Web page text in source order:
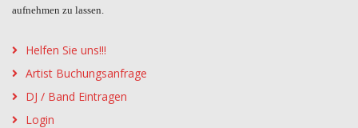
aufnehmen zu lassen.
Helfen Sie uns!!!
Artist Buchungsanfrage
DJ / Band Eintragen
Login